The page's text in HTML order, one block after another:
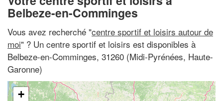
Belbeze-en-Comminges
Vous avez recherché "centre sportif et loisirs autour de
moi" ? Un centre sportif et loisirs est disponibles à
Belbeze-en-Comminges, 31260 (Midi-Pyrénées, Haute-
Garonne)
+